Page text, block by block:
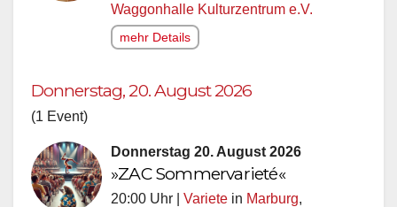
Waggonhalle Kulturzentrum e.V.
mehr Details
Donnerstag, 20. August 2026
(1 Event)
Donnerstag 20. August 2026
»ZAC Sommervarieté«
20:00 Uhr | Variete in Marburg,